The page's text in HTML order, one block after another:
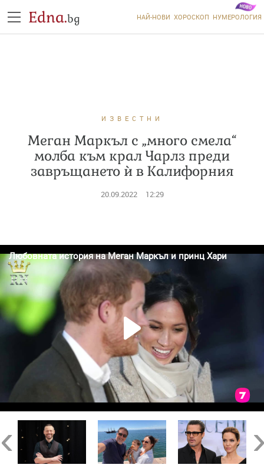
Edna.bg НАЙ-НОВИ ХОРОСКОП НУМЕРОЛОГИЯ
ИЗВЕСТНИ
Меган Маркъл с „много смела“
молба към крал Чарлз преди
завръщането ѝ в Калифорния
20.09.2022 12:29